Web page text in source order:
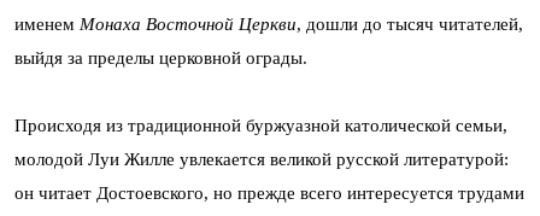
именем Монаха Восточной Церкви, дошли до тысяч читателей,
выйдя за пределы церковной ограды.
Происходя из традиционной буржуазной католической семьи,
молодой Луи Жилле увлекается великой русской литературой:
он читает Достоевского, но прежде всего интересуется трудами